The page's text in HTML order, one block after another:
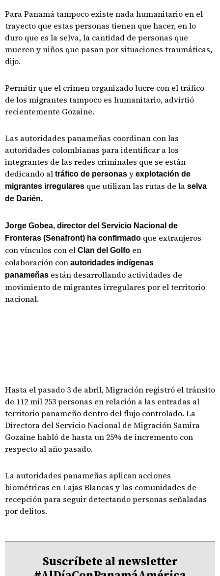
Para Panamá tampoco existe nada humanitario en el
trayecto que estas personas tienen que hacer, en lo
duro que es la selva, la cantidad de personas que
mueren y niños que pasan por situaciones traumáticas,
dijo.
Permitir que el crimen organizado lucre con el tráfico
de los migrantes tampoco es humanitario, advirtió
recientemente Gozaine.
Las autoridades panameñas coordinan con las
autoridades colombianas para identificar a los
integrantes de las redes criminales que se están
dedicando al tráfico de personas y explotación de
migrantes irregulares que utilizan las rutas de la selva
de Darién.
Jorge Gobea, director del Servicio Nacional de
Fronteras (Senafront) ha confirmado que extranjeros
con vínculos con el Clan del Golfo en
colaboración con autoridades indígenas
panameñas están desarrollando actividades de
movimiento de migrantes irregulares por el territorio
nacional.
Hasta el pasado 3 de abril, Migración registró el tránsito
de 112 mil 253 personas en relación a las entradas al
territorio panameño dentro del flujo controlado. La
Directora del Servicio Nacional de Migración Samira
Gozaine habló de hasta un 25% de incremento con
respecto al año pasado.
La autoridades panameñas aplican acciones
biométricas en Lajas Blancas y las comunidades de
recepción para seguir detectando personas señaladas
por delitos.
Suscríbete al newsletter